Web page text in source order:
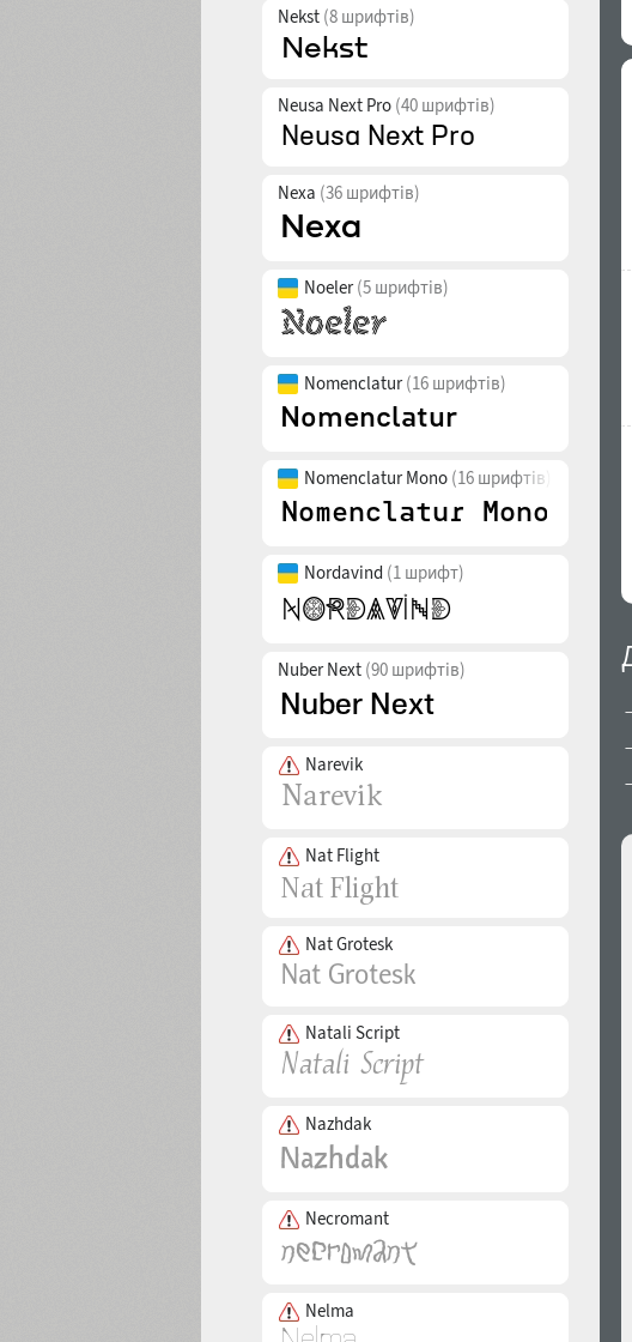
Nekst (8 шрифтів)
Neusa Next Pro (40 шрифтів)
Nexa (36 шрифтів)
Noeler(5 шрифтів)
Nomenclatur(16 шрифтів)
Nomenclatur Mono (16 шрифтів)
Nordavind (1 шрифт)
Nuber Next (90 шрифтів)
Narevik
Nat Flight
Nat Grotesk
Natali Script
Nazhdak
Necromant
Nelma